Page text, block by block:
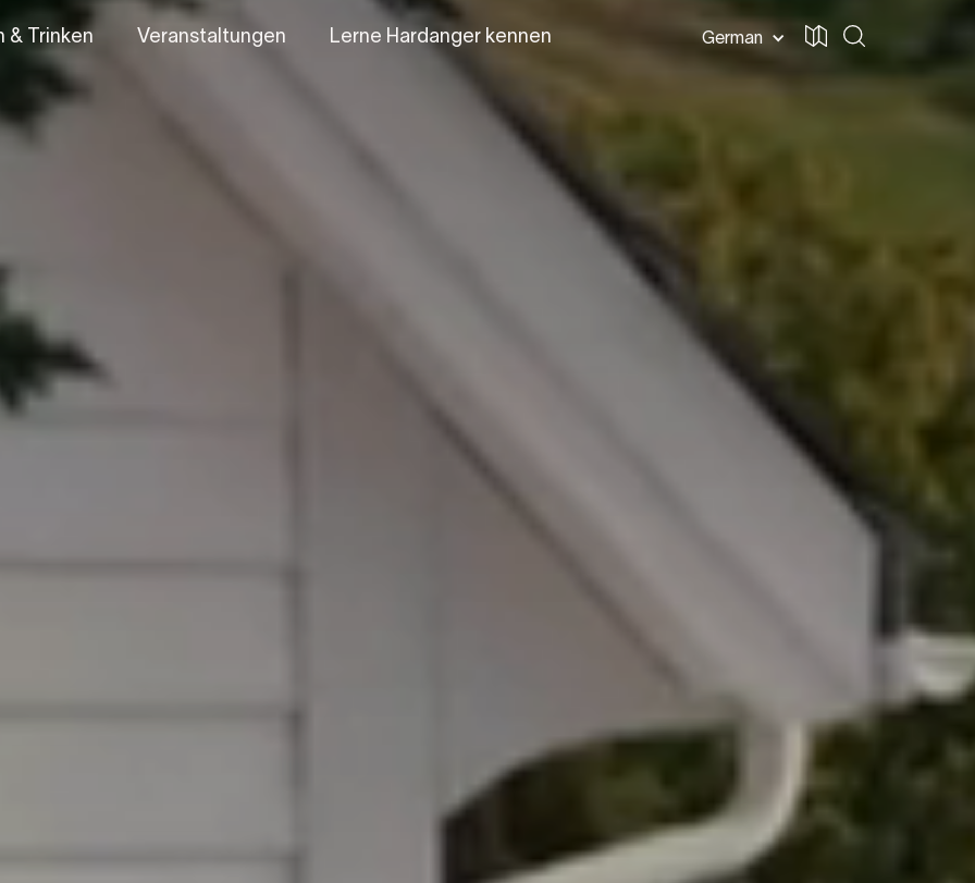
German
& Trinken Veranstaltungen Lerne Hardanger kennen